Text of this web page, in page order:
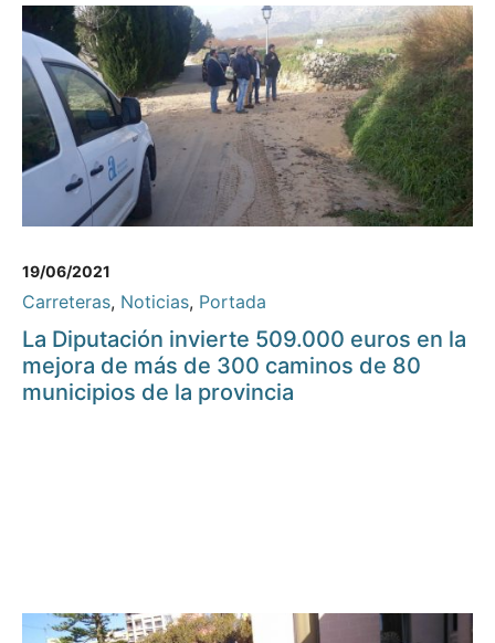
19/06/2021
Carreteras, Noticias, Portada
La Diputación invierte 509.000 euros en la
mejora de más de 300 caminos de 80
municipios de la provincia